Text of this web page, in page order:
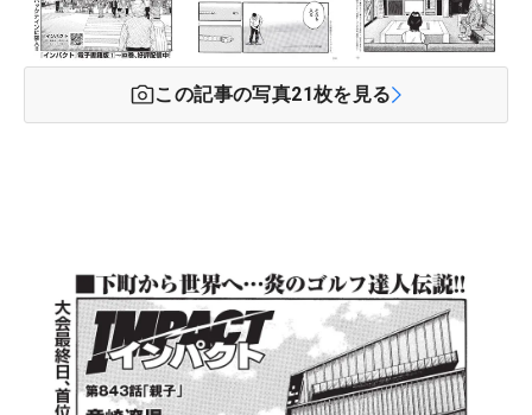
この記事の写真21枚を見る